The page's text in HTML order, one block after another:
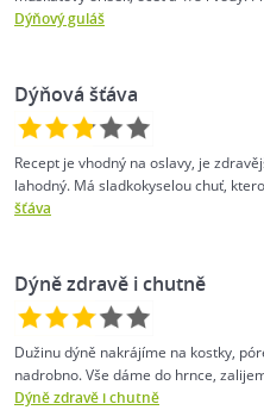
Dýňový guláš
Dýňová šťáva
Recept je vhodný na oslavy, je
lahodný. Má sladkokyselou chuť,
šťáva
Dýně zdravě i chutně
Dužinu dýně nakrájíme na kostky,
nadrobno. Vše dáme do hrnce,
Dýně zdravě i chutně